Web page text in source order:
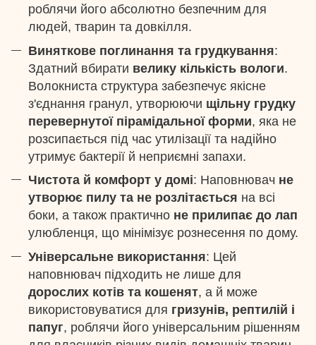
роблячи його абсолютно безпечним для
людей, тварин та довкілля.
Виняткове поглинання та грудкування:
Здатний вбирати велику кількість вологи.
Волокниста структура забезпечує якісне
з'єднання гранул, утворюючи щільну грудку
перевернутої пірамідальної форми, яка не
розсипається під час утилізації та надійно
утримує бактерії й неприємні запахи.
Чистота й комфорт у домі: Наповнювач не
утворює пилу та не розлітається на всі
боки, а також практично не прилипає до лап
улюбленця, що мінімізує рознесення по дому.
Універсальне використання: Цей
наповнювач підходить не лише для
дорослих котів та кошенят, а й може
використовуватися для гризунів, рептилій і
папуг, роблячи його універсальним рішенням